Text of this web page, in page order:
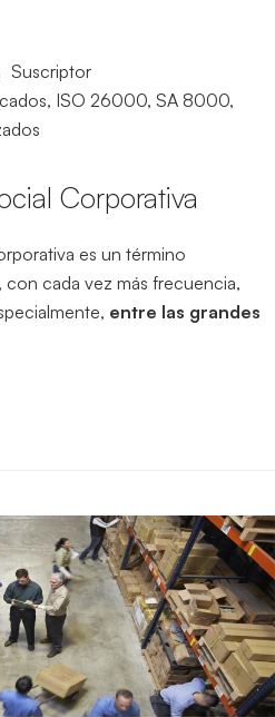
Suscriptor
, ISO 26000, SA 8000,
Corporativa
es un término
cada vez más frecuencia,
entre las grandes